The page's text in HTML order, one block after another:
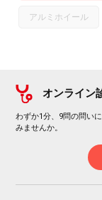
アルミホイール
オンライン
わずか1分、9問の問い
みませんか。